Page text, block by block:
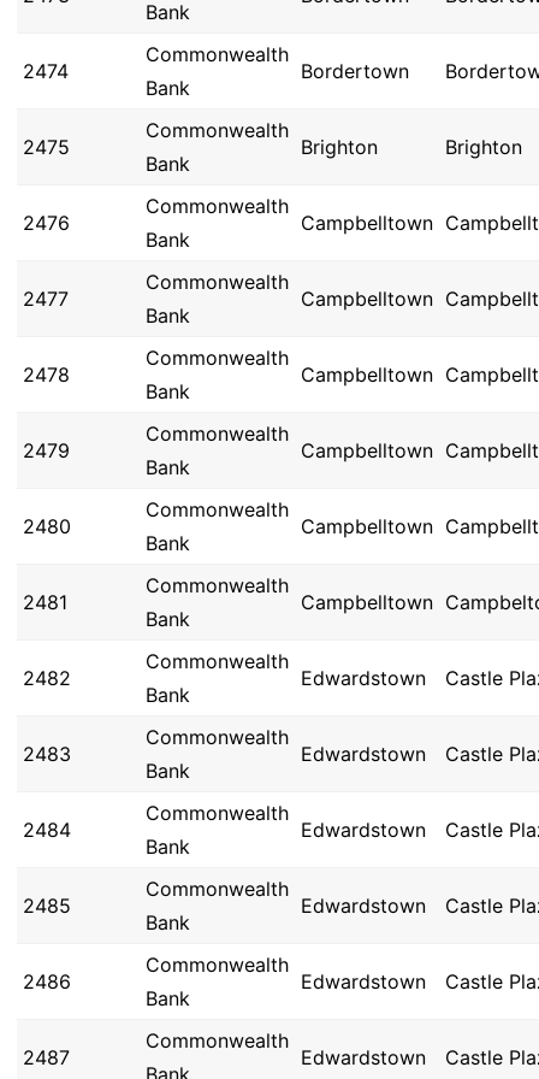
Bank
2474
Commonwealth
Bank
Bordertown
2475
Commonwealth
Bank
Brighton Brighton
2476
Commonwealth
Bank
Campbelltown
2477
Commonwealth
Bank
Campbelltown
2478
Commonwealth
Bank
Campbelltown
2479
Commonwealth
Bank
Campbelltown
2480
Commonwealth
Bank
Campbelltown
2481
Commonwealth
Bank
Campbelltown
2482
Commonwealth
Bank
Edwardstown Castle
2483
Commonwealth
Bank
Edwardstown Castle
2484
Commonwealth
Bank
Edwardstown Castle
2485
Commonwealth
Bank
Edwardstown Castle
2486
Commonwealth
Bank
Edwardstown Castle
2487
Commonwealth
Bank
Edwardstown Castle